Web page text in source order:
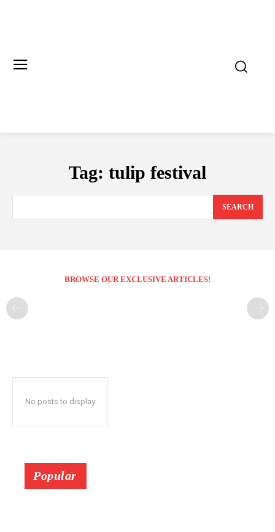
Tag: tulip festival
SEARCH
BROWSE OUR EXCLUSIVE ARTICLES!
No posts to display
Popular